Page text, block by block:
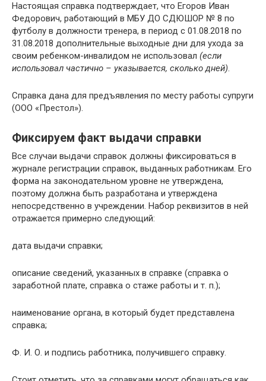
Настоящая справка подтверждает, что Егоров Иван
Федорович, работающий в МБУ ДО СДЮШОР № 8 по
футболу в должности тренера, в период с 01.08.2018 по
31.08.2018 дополнительные выходные дни для ухода за
своим ребенком-инвалидом не использовал (если
использовал частично – указывается, сколько дней).
Справка дана для предъявления по месту работы супруги
(ООО «Престол»).
Фиксируем факт выдачи справки
Все случаи выдачи справок должны фиксироваться в
журнале регистрации справок, выданных работникам. Его
форма на законодательном уровне не утверждена,
поэтому должна быть разработана и утверждена
непосредственно в учреждении. Набор реквизитов в ней
отражается примерно следующий:
дата выдачи справки;
описание сведений, указанных в справке (справка о
заработной плате, справка о стаже работы и т. п.);
наименование органа, в который будет представлена
справка;
Ф. И. О. и подпись работника, получившего справку.